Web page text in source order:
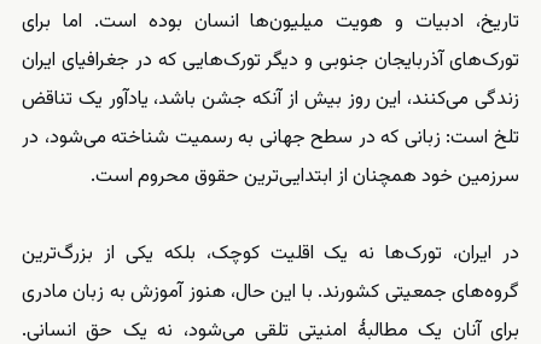
تاریخ، ادبیات و هویت میلیون‌ها انسان بوده است. اما برای
تورک‌های آذربایجان جنوبی و دیگر تورک‌هایی که در جغرافیای ایران
زندگی می‌کنند، این روز بیش از آنکه جشن باشد، یادآور یک تناقض
تلخ است: زبانی که در سطح جهانی به رسمیت شناخته می‌شود، در
سرزمین خود همچنان از ابتدایی‌ترین حقوق محروم است.
در ایران، تورک‌ها نه یک اقلیت کوچک، بلکه یکی از بزرگ‌ترین
گروه‌های جمعیتی کشورند. با این حال، هنوز آموزش به زبان مادری
برای آنان یک مطالبهٔ امنیتی تلقی می‌شود، نه یک حق انسانی.